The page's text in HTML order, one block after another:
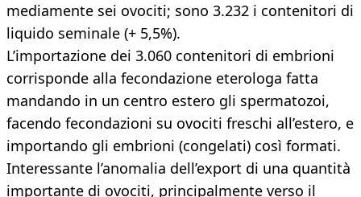
mediamente sei ovociti; sono 3.232 i contenitori di
liquido seminale (+ 5,5%).
L’importazione dei 3.060 contenitori di embrioni
corrisponde alla fecondazione eterologa fatta
mandando in un centro estero gli spermatozoi,
facendo fecondazioni su ovociti freschi all’estero, e
importando gli embrioni (congelati) così formati.
Interessante l’anomalia dell’export di una quantità
importante di ovociti, principalmente verso il